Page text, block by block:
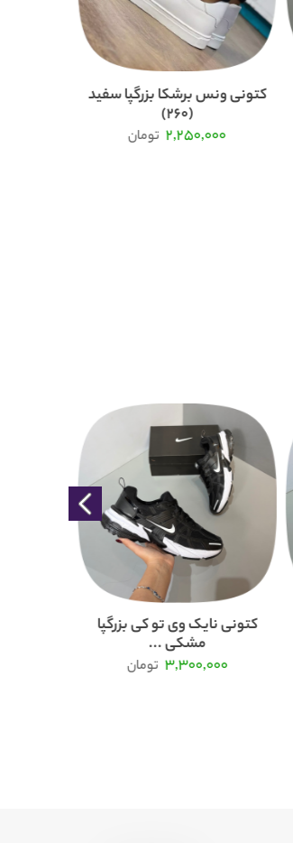
کتونی ونس برشکا بزرگپا سفید
(260)
2,250,000 تومان
کتونی نایک وی تو کی بزرگپا
مشکی ...
3,300,000 تومان